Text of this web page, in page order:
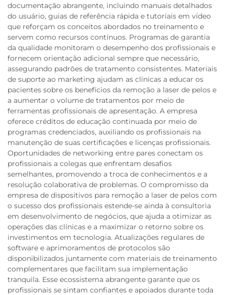
documentação abrangente, incluindo manuais detalhados
do usuário, guias de referência rápida e tutoriais em vídeo
que reforçam os conceitos abordados no treinamento e
servem como recursos contínuos. Programas de garantia
da qualidade monitoram o desempenho dos profissionais e
fornecem orientação adicional sempre que necessário,
assegurando padrões de tratamento consistentes. Materiais
de suporte ao marketing ajudam as clínicas a educar os
pacientes sobre os benefícios da remoção a laser de pelos e
a aumentar o volume de tratamentos por meio de
ferramentas profissionais de apresentação. A empresa
oferece créditos de educação continuada por meio de
programas credenciados, auxiliando os profissionais na
manutenção de suas certificações e licenças profissionais.
Oportunidades de networking entre pares conectam os
profissionais a colegas que enfrentam desafios
semelhantes, promovendo a troca de conhecimentos e a
resolução colaborativa de problemas. O compromisso da
empresa de dispositivos para remoção a laser de pelos com
o sucesso dos profissionais estende-se ainda à consultoria
em desenvolvimento de negócios, que ajuda a otimizar as
operações das clínicas e a maximizar o retorno sobre os
investimentos em tecnologia. Atualizações regulares de
software e aprimoramentos de protocolos são
disponibilizados juntamente com materiais de treinamento
complementares que facilitam sua implementação
tranquila. Esse ecossistema abrangente garante que os
profissionais se sintam confiantes e apoiados durante toda